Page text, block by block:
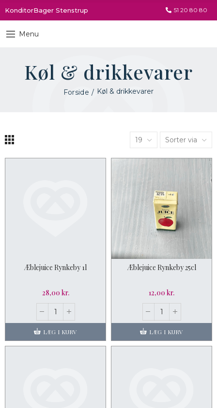
KonditorBager Stenstrup 51 20 80 80
Menu
Køl & drikkevarer
Forside Køl & drikkevarer
19 Sorter via
Æblejuice Rynkeby 1l
28,00 kr.
LÆG I KURV
Æblejuice Rynkeby 25cl
12,00 kr.
LÆG I KURV